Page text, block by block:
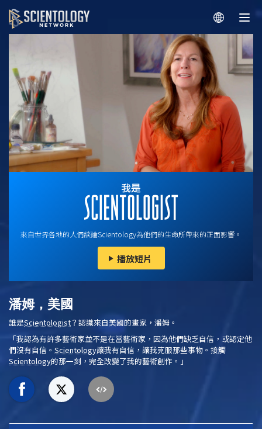
來自世界各地的人們談論Scientology為他們的生命所帶來的正面影響。
播放短片
潘姆，美國
誰是Scientologist？認識來自美國的畫家，潘姆。
「我認為有許多藝術家並不是在當藝術家，因為他們缺乏自信，或認定他
們沒有自信。 Scientology讓我有自信，讓我克服那些事物。接觸
Scientology的那一刻，完全改變了我的藝術創作。」